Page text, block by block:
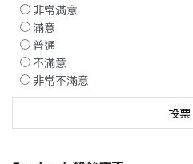
非常滿意
滿意
普通
不滿意
非常不滿意